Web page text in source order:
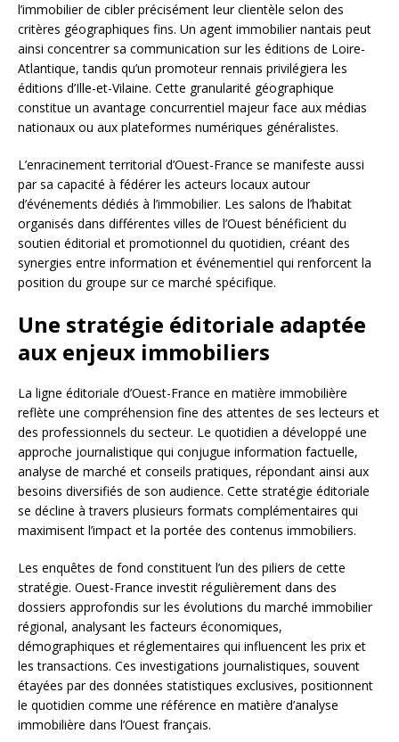
l’immobilier de cibler précisément leur clientèle selon des
critères géographiques fins. Un agent immobilier nantais peut
ainsi concentrer sa communication sur les éditions de Loire-
Atlantique, tandis qu’un promoteur rennais privilégiera les
éditions d’Ille-et-Vilaine. Cette granularité géographique
constitue un avantage concurrentiel majeur face aux médias
nationaux ou aux plateformes numériques généralistes.
L’enracinement territorial d’Ouest-France se manifeste aussi
par sa capacité à fédérer les acteurs locaux autour
d’événements dédiés à l’immobilier. Les salons de l’habitat
organisés dans différentes villes de l’Ouest bénéficient du
soutien éditorial et promotionnel du quotidien, créant des
synergies entre information et événementiel qui renforcent la
position du groupe sur ce marché spécifique.
Une stratégie éditoriale adaptée
aux enjeux immobiliers
La ligne éditoriale d’Ouest-France en matière immobilière
reflète une compréhension fine des attentes de ses lecteurs et
des professionnels du secteur. Le quotidien a développé une
approche journalistique qui conjugue information factuelle,
analyse de marché et conseils pratiques, répondant ainsi aux
besoins diversifiés de son audience. Cette stratégie éditoriale
se décline à travers plusieurs formats complémentaires qui
maximisent l’impact et la portée des contenus immobiliers.
Les enquêtes de fond constituent l’un des piliers de cette
stratégie. Ouest-France investit régulièrement dans des
dossiers approfondis sur les évolutions du marché immobilier
régional, analysant les facteurs économiques,
démographiques et réglementaires qui influencent les prix et
les transactions. Ces investigations journalistiques, souvent
étayées par des données statistiques exclusives, positionnent
le quotidien comme une référence en matière d’analyse
immobilière dans l’Ouest français.